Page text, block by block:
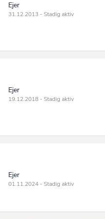
Ejer
31.12.2013 - Stadig aktiv
Ejer
19.12.2018 - Stadig aktiv
Ejer
01.11.2024 - Stadig aktiv